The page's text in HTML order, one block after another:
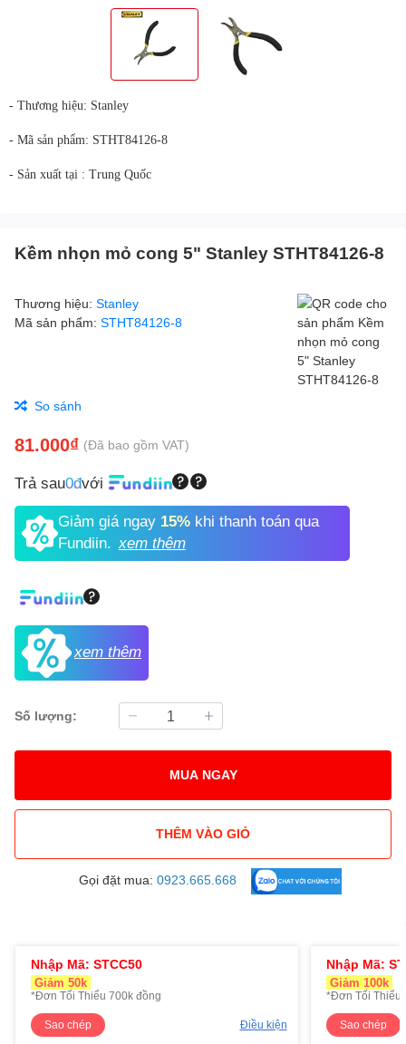
- Thương hiệu: Stanley
- Mã sản phẩm: STHT84126-8
- Sản xuất tại : Trung Quốc
Kềm nhọn mỏ cong 5" Stanley STHT84126-8
Thương hiệu: Stanley
Mã sản phẩm: STHT84126-8
So sánh
81.000₫ (Đã bao gồm VAT)
Trả sau0đvới
Giảm giá ngay 15%khi thanh toán qua
Fundiin. xem thêm
xem thêm
Số lượng:
MUA NGAY
THÊM VÀO GIỎ
Gọi đặt mua: 0923.665.668
Nhập Mã: STCC50
Giảm 50k
*Đơn Tối Thiểu 700k đồng
Sao chép Điều kiện
Nhập Mã:
Giảm 100k
*Đơn Tối Thiểu
Sao chép